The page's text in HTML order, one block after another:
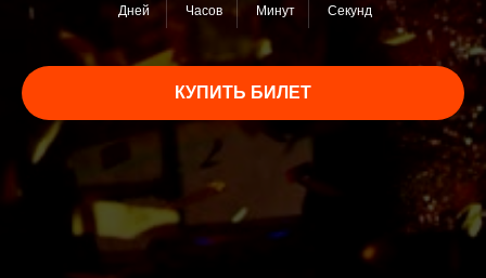
Дней Часов Минут Секунд
КУПИТЬ БИЛЕТ